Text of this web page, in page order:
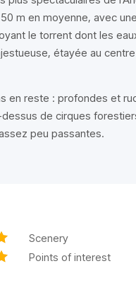
m en moyenne, avec
le torrent dont les
étayée au
en reste : profondes et
de cirques
peu passantes.
Scenery
Points of interest